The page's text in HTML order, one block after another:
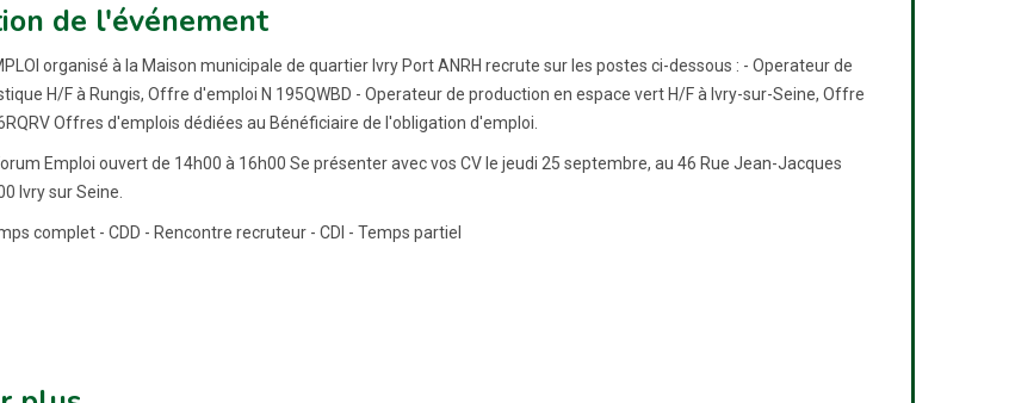
de l'événement
organisé à la Maison municipale de quartier Ivry Port ANRH recrute sur les postes ci-dessous : - Operateur de
H/F à Rungis, Offre d'emploi N 195QWBD - Operateur de production en espace vert H/F à Ivry-sur-Seine, Offre
Offres d'emplois dédiées au Bénéficiaire de l'obligation d'emploi.
Emploi ouvert de 14h00 à 16h00 Se présenter avec vos CV le jeudi 25 septembre, au 46 Rue Jean-Jacques
Ivry sur Seine.
complet - CDD - Rencontre recruteur - CDI - Temps partiel